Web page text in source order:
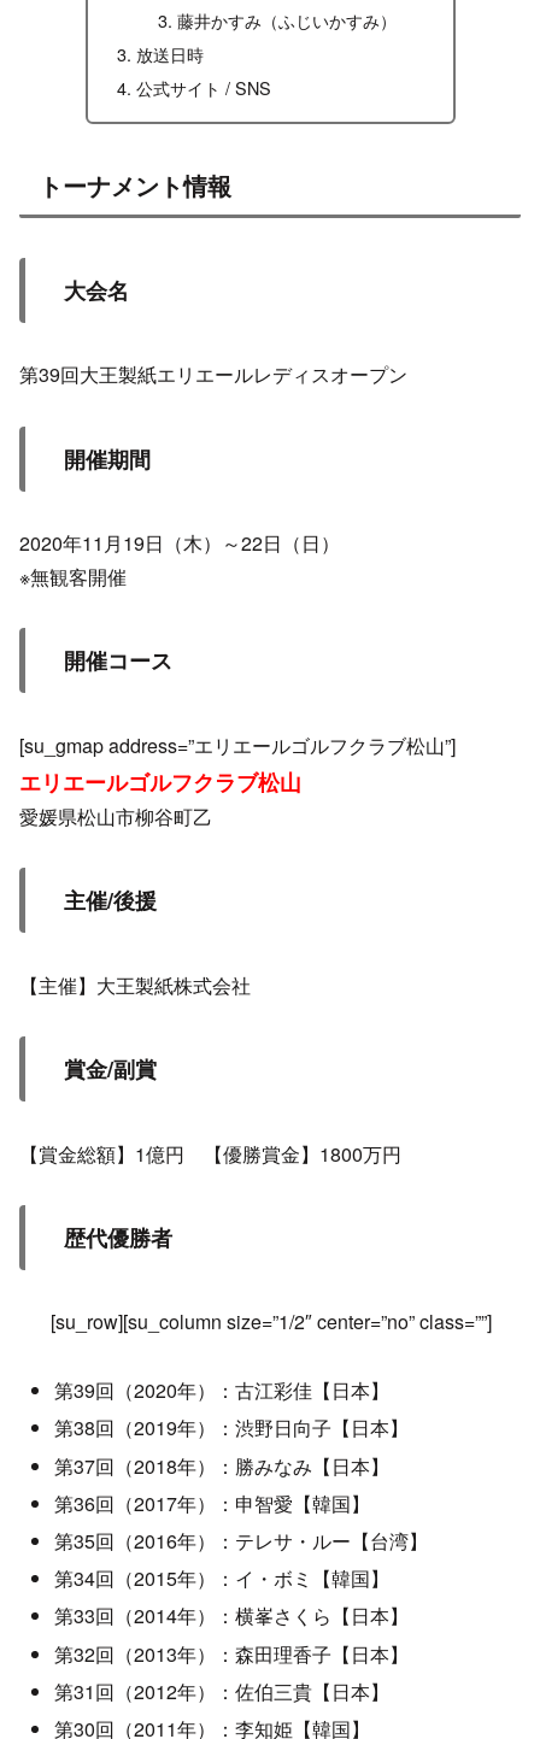
藤井かすみ（ふじいかすみ）
放送日時
公式サイト / SNS
トーナメント情報
大会名
第39回大王製紙エリエールレディスオープン
開催期間
2020年11月19日（木）～22日（日）
※無観客開催
開催コース
[su_gmap address=”エリエールゴルフクラブ松山”]
エリエールゴルフクラブ松山
愛媛県松山市柳谷町乙
主催/後援
【主催】大王製紙株式会社
賞金/副賞
【賞金総額】1億円 【優勝賞金】1800万円
歴代優勝者
[su_row][su_column size=”1/2″ center=”no” class=””]
第39回（2020年）：古江彩佳【日本】
第38回（2019年）：渋野日向子【日本】
第37回（2018年）：勝みなみ【日本】
第36回（2017年）：申智愛【韓国】
第35回（2016年）：テレサ・ルー【台湾】
第34回（2015年）：イ・ボミ【韓国】
第33回（2014年）：横峯さくら【日本】
第32回（2013年）：森田理香子【日本】
第31回（2012年）：佐伯三貴【日本】
第30回（2011年）：李知姫【韓国】